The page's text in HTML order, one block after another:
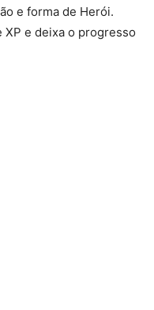
e forma de Herói.
e deixa o progresso